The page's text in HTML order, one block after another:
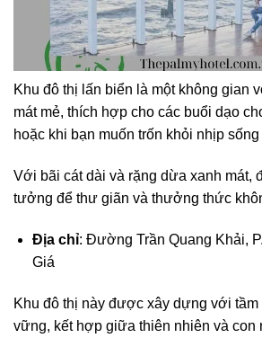
Khu đô thị lấn biển là một không gian
mát mẻ, thích hợp cho các buổi dạo
hoặc khi bạn muốn trốn khỏi nhịp sống
Với bãi cát dài và rặng dừa xanh mát,
tưởng để thư giãn và thưởng thức
Địa chỉ: Đường Trần Quang Khải,
Giá
Khu đô thị này được xây dựng với tầm
vững, kết hợp giữa thiên nhiên và